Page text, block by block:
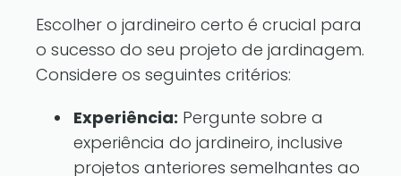
Escolher o jardineiro certo é crucial para
o sucesso do seu projeto de jardinagem.
Considere os seguintes critérios:
Experiência: Pergunte sobre a
experiência do jardineiro, inclusive
projetos anteriores semelhantes ao